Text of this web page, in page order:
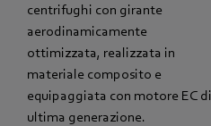
centrifughi con girante
aerodinamicamente
ottimizzata, realizzata in
materiale composito e
equipaggiata con motore EC di
ultima generazione.